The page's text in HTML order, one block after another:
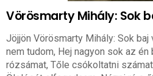
Vörösmarty Mihály: Sok
Jöjjön Vörösmarty Mihály: Sok
nem tudom, Hej nagyon sok az
rózsámat, Tőle csókoltatni